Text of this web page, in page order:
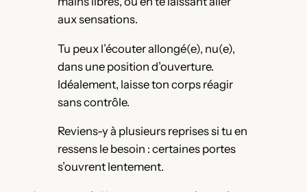
aux sensations.
Tu peux l’écouter allongé(e), nu(e),
dans une position d’ouverture.
Idéalement, laisse ton corps réagir
sans contrôle.
Reviens-y à plusieurs reprises si tu en
ressens le besoin : certaines portes
s’ouvrent lentement.